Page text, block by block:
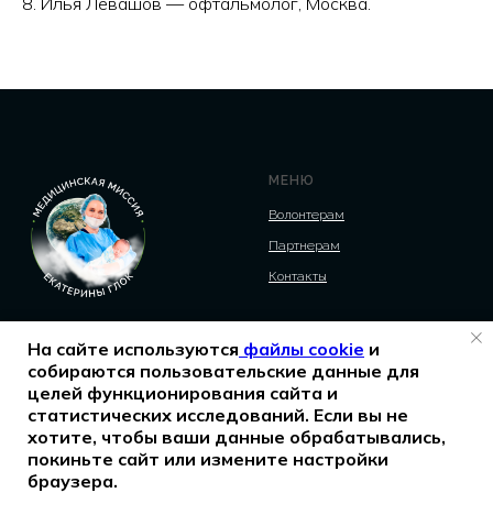
На сайте используются файлы cookie и
собираются пользовательские данные для
целей функционирования сайта и
статистических исследований. Если вы не
хотите, чтобы ваши данные обрабатывались,
покиньте сайт или измените настройки
браузера.
Глок Екатерина Алексеевна
ИНН 190301483288
МЕНЮ
Волонтерам
Партнерам
Контакты
ДОКУМЕНТЫ